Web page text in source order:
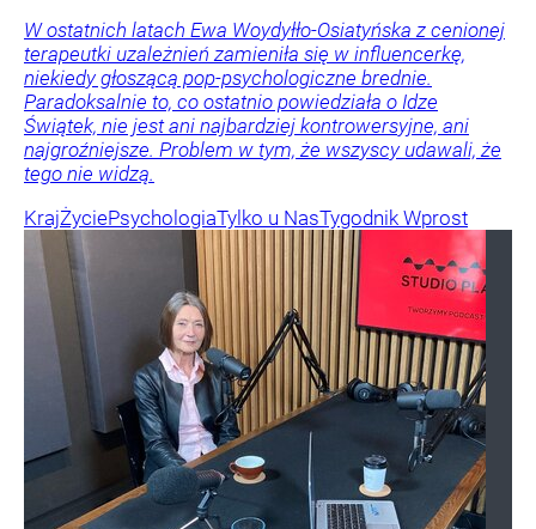
W ostatnich latach Ewa Woydyłło-Osiatyńska z cenionej
terapeutki uzależnień zamieniła się w influencerkę,
niekiedy głoszącą pop-psychologiczne brednie.
Paradoksalnie to, co ostatnio powiedziała o Idze
Świątek, nie jest ani najbardziej kontrowersyjne, ani
najgroźniejsze. Problem w tym, że wszyscy udawali, że
tego nie widzą.
KrajŻyciePsychologiaTylko u NasTygodnik Wprost